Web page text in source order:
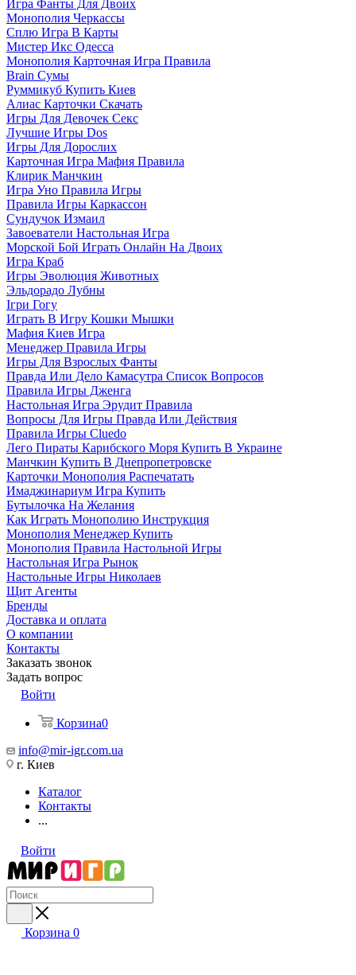
Игра Фанты Для Двоих
Монополия Черкассы
Сплю Игра В Карты
Мистер Икс Одесса
Монополия Карточная Игра Правила
Brain Сумы
Руммикуб Купить Киев
Алиас Карточки Скачать
Игры Для Девочек Секс
Лучшие Игры Dos
Игры Для Дорослих
Карточная Игра Мафия Правила
Клирик Манчкин
Игра Уно Правила Игры
Правила Игры Каркассон
Сундучок Измаил
Завоеватели Настольная Игра
Морской Бой Играть Онлайн На Двоих
Игра Краб
Игры Эволюция Животных
Эльдорадо Лубны
Ігри Гогу
Играть В Игру Кошки Мышки
Мафия Киев Игра
Менеджер Правила Игры
Игры Для Взрослых Фанты
Правда Или Дело Камасутра Список Вопросов
Правила Игры Дженга
Настольная Игра Эрудит Правила
Вопросы Для Игры Правда Или Действия
Правила Игры Cluedo
Лего Пираты Карибского Моря Купить В Украине
Манчкин Купить В Днепропетровске
Карточки Монополия Распечатать
Имаджинариум Игра Купить
Бутылочка На Желания
Как Играть Монополию Инструкция
Монополия Менеджер Купить
Монополия Правила Настольной Игры
Настольная Игра Рынок
Настольные Игры Николаев
Щит Агенты
Бренды
Доставка и оплата
О компании
Контакты
Заказать звонок
Задать вопрос
Войти
Корзина0
info@mir-igr.com.ua
г. Киев
Каталог
Контакты
...
Войти
Корзина 0